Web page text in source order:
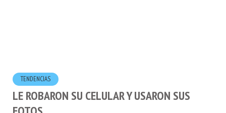
TENDENCIAS
LE ROBARON SU CELULAR Y USARON SUS
FOTOS